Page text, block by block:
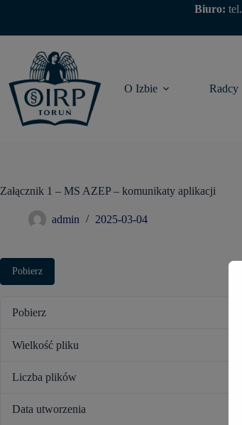
Biuro: tel.
O Izbie Radcy
Załącznik 1 – MS AZEP – komunikaty aplikacji
admin 2025-03-04
Pobierz
Pobierz
Wielkość pliku
Liczba plików
Data utworzenia